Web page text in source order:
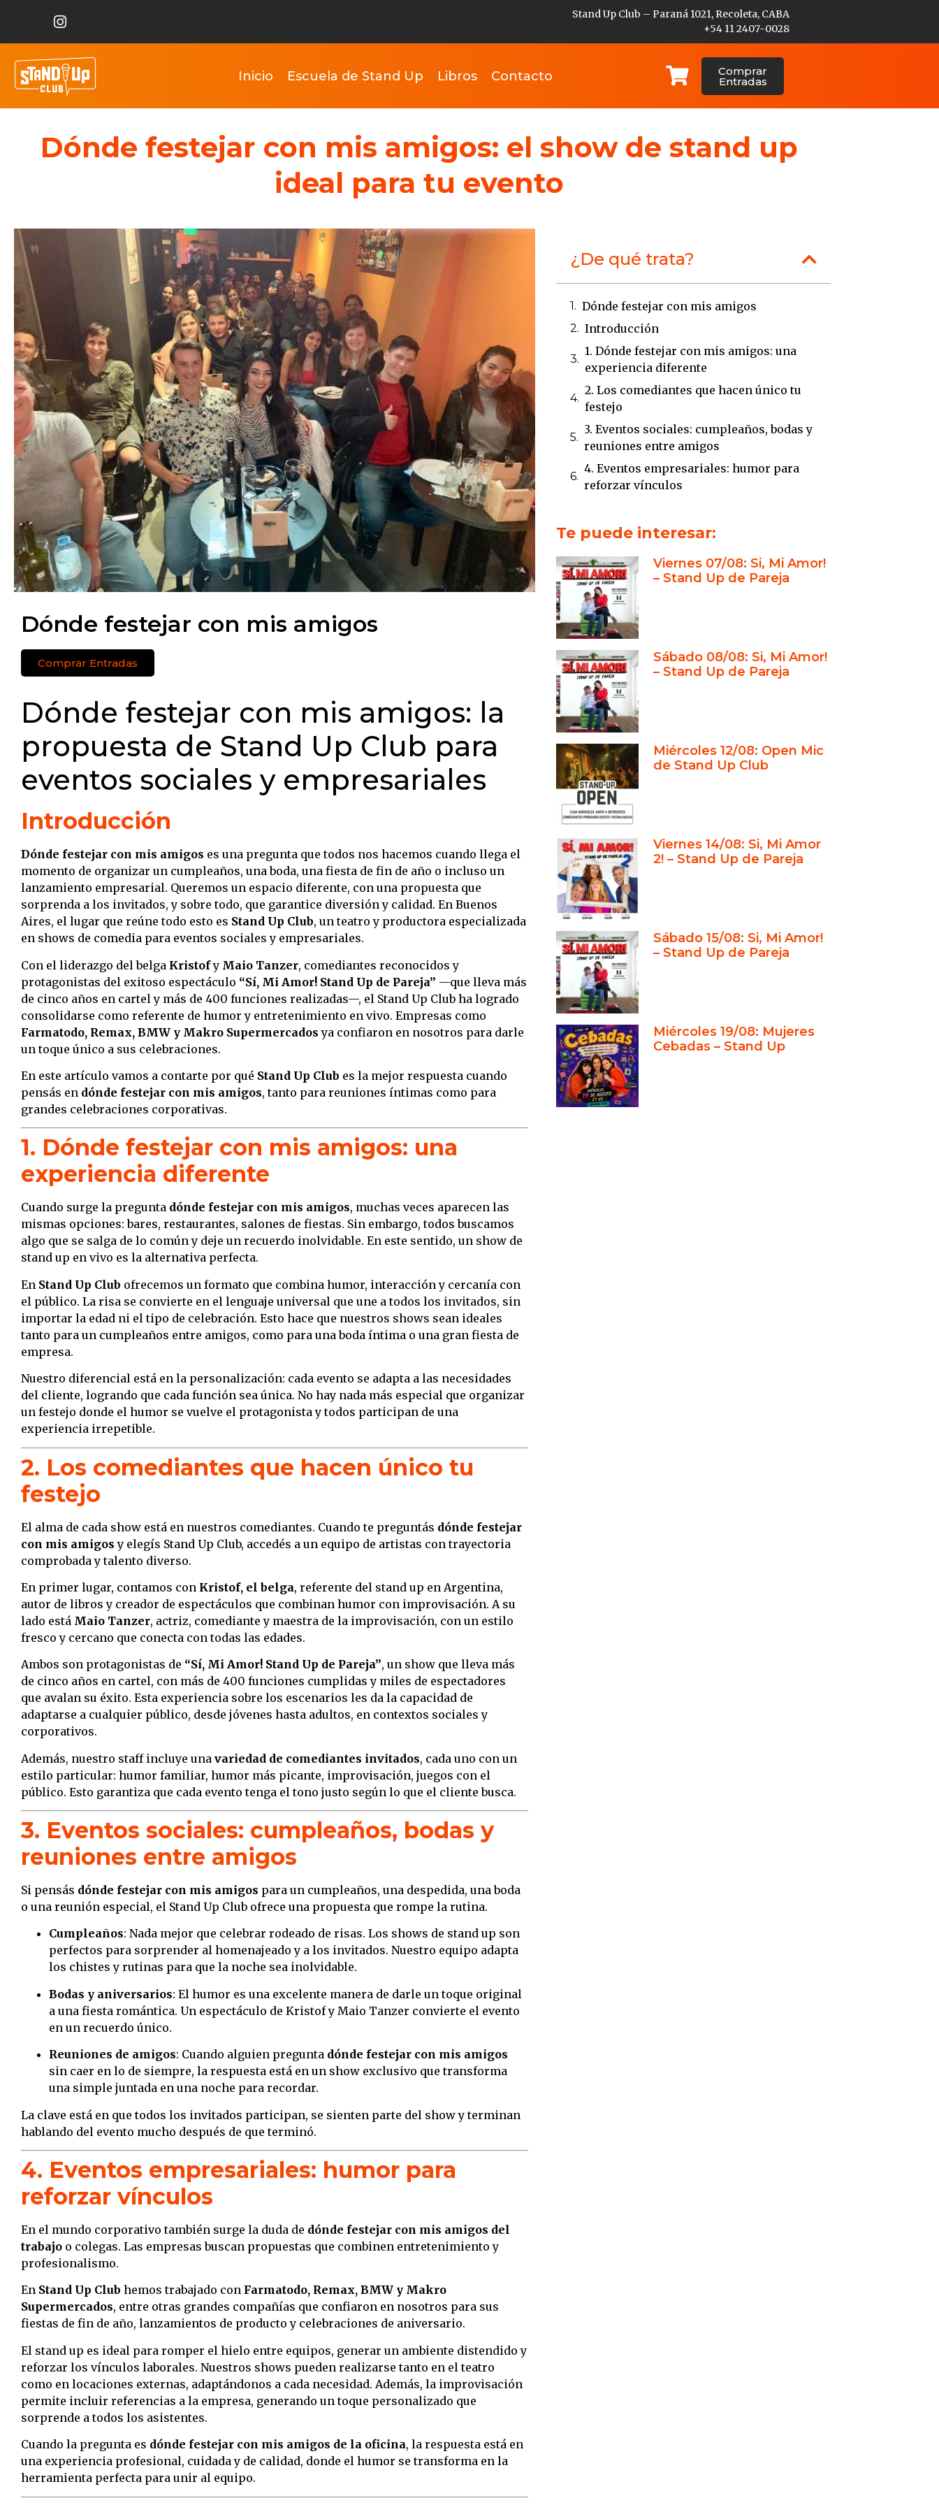
Stand Up Club – Paraná 1021, Recoleta, CABA
+54 11 2407-0028
Inicio Escuela de Stand Up Libros Contacto Comprar
Entradas
Dónde festejar con mis amigos: el show de stand up
ideal para tu evento
Dónde festejar con mis amigos
Comprar Entradas
Dónde festejar con mis amigos: la
propuesta de Stand Up Club para
eventos sociales y empresariales
Introducción
Dónde festejar con mis amigos es una pregunta que todos nos hacemos cuando llega el
momento de organizar un cumpleaños, una boda, una fiesta de fin de año o incluso un
lanzamiento empresarial. Queremos un espacio diferente, con una propuesta que
sorprenda a los invitados, y sobre todo, que garantice diversión y calidad. En Buenos
Aires, el lugar que reúne todo esto es Stand Up Club, un teatro y productora especializada
en shows de comedia para eventos sociales y empresariales.
Con el liderazgo del belga Kristofy Maio Tanzer, comediantes reconocidos y
protagonistas del exitoso espectáculo “Sí, Mi Amor! Stand Up de Pareja” —que lleva más
de cinco años en cartel y más de 400 funciones realizadas—, el Stand Up Club ha logrado
consolidarse como referente de humor y entretenimiento en vivo. Empresas como
Farmatodo, Remax, BMW y Makro Supermercados ya confiaron en nosotros para darle
un toque único a sus celebraciones.
En este artículo vamos a contarte por qué Stand Up Club es la mejor respuesta cuando
pensás en dónde festejar con mis amigos, tanto para reuniones íntimas como para
grandes celebraciones corporativas.
1. Dónde festejar con mis amigos: una
experiencia diferente
Cuando surge la pregunta dónde festejar con mis amigos, muchas veces aparecen las
mismas opciones: bares, restaurantes, salones de fiestas. Sin embargo, todos buscamos
algo que se salga de lo común y deje un recuerdo inolvidable. En este sentido, un show de
stand up en vivo es la alternativa perfecta.
En Stand Up Club ofrecemos un formato que combina humor, interacción y cercanía con
el público. La risa se convierte en el lenguaje universal que une a todos los invitados, sin
importar la edad ni el tipo de celebración. Esto hace que nuestros shows sean ideales
tanto para un cumpleaños entre amigos, como para una boda íntima o una gran fiesta de
empresa.
Nuestro diferencial está en la personalización: cada evento se adapta a las necesidades
del cliente, logrando que cada función sea única. No hay nada más especial que organizar
un festejo donde el humor se vuelve el protagonista y todos participan de una
experiencia irrepetible.
2. Los comediantes que hacen único tu
festejo
El alma de cada show está en nuestros comediantes. Cuando te preguntás dónde festejar
con mis amigos y elegís Stand Up Club, accedés a un equipo de artistas con trayectoria
comprobada y talento diverso.
En primer lugar, contamos con Kristof, el belga, referente del stand up en Argentina,
autor de libros y creador de espectáculos que combinan humor con improvisación. A su
lado está Maio Tanzer, actriz, comediante y maestra de la improvisación, con un estilo
fresco y cercano que conecta con todas las edades.
Ambos son protagonistas de “Sí, Mi Amor! Stand Up de Pareja”, un show que lleva más
de cinco años en cartel, con más de 400 funciones cumplidas y miles de espectadores
que avalan su éxito. Esta experiencia sobre los escenarios les da la capacidad de
adaptarse a cualquier público, desde jóvenes hasta adultos, en contextos sociales y
corporativos.
Además, nuestro staff incluye una variedad de comediantes invitados, cada uno con un
estilo particular: humor familiar, humor más picante, improvisación, juegos con el
público. Esto garantiza que cada evento tenga el tono justo según lo que el cliente busca.
3. Eventos sociales: cumpleaños, bodas y
reuniones entre amigos
Si pensás dónde festejar con mis amigos para un cumpleaños, una despedida, una boda
o una reunión especial, el Stand Up Club ofrece una propuesta que rompe la rutina.
Cumpleaños: Nada mejor que celebrar rodeado de risas. Los shows de stand up son
perfectos para sorprender al homenajeado y a los invitados. Nuestro equipo adapta
los chistes y rutinas para que la noche sea inolvidable.
Bodas y aniversarios: El humor es una excelente manera de darle un toque original
a una fiesta romántica. Un espectáculo de Kristof y Maio Tanzer convierte el evento
en un recuerdo único.
Reuniones de amigos: Cuando alguien pregunta dónde festejar con mis amigos
sin caer en lo de siempre, la respuesta está en un show exclusivo que transforma
una simple juntada en una noche para recordar.
La clave está en que todos los invitados participan, se sienten parte del show y terminan
hablando del evento mucho después de que terminó.
4. Eventos empresariales: humor para
reforzar vínculos
En el mundo corporativo también surge la duda de dónde festejar con mis amigos del
trabajo o colegas. Las empresas buscan propuestas que combinen entretenimiento y
profesionalismo.
En Stand Up Club hemos trabajado con Farmatodo, Remax, BMW y Makro
Supermercados, entre otras grandes compañías que confiaron en nosotros para sus
fiestas de fin de año, lanzamientos de producto y celebraciones de aniversario.
El stand up es ideal para romper el hielo entre equipos, generar un ambiente distendido y
reforzar los vínculos laborales. Nuestros shows pueden realizarse tanto en el teatro
como en locaciones externas, adaptándonos a cada necesidad. Además, la improvisación
permite incluir referencias a la empresa, generando un toque personalizado que
sorprende a todos los asistentes.
Cuando la pregunta es dónde festejar con mis amigos de la oficina, la respuesta está en
una experiencia profesional, cuidada y de calidad, donde el humor se transforma en la
herramienta perfecta para unir al equipo.
¿De qué trata?
Dónde festejar con mis amigos
Introducción
1. Dónde festejar con mis amigos: una
experiencia diferente
2. Los comediantes que hacen único tu
festejo
3. Eventos sociales: cumpleaños, bodas y
reuniones entre amigos
4. Eventos empresariales: humor para
reforzar vínculos
Introducción
1. El belga Kristof: un referente del stand
up en Argentina
2. Maio Tanzer: carisma, improvisación
y cercanía
3. Eventos sociales: risas para cada
celebración
4. Eventos empresariales:
profesionalismo y confianza
5. Stand Up Club: el lugar donde la risa
es protagonista
Conclusión
Introducción
magia de un teatro íntimo
2. Cena show: gastronomía y humor en
un mismo lugar
3. El prestigio de Stand Up Club y su
4. Eventos sociales y empresariales en
el teatro
5. Una experiencia que trasciende la
rutina
Conclusión
Te puede interesar:
Viernes 07/08: Si, Mi Amor!
– Stand Up de Pareja
Sábado 08/08: Si, Mi Amor!
– Stand Up de Pareja
Miércoles 12/08: Open Mic
de Stand Up Club
Viernes 14/08: Si, Mi Amor
2! – Stand Up de Pareja
Sábado 15/08: Si, Mi Amor!
– Stand Up de Pareja
Miércoles 19/08: Mujeres
Cebadas – Stand Up